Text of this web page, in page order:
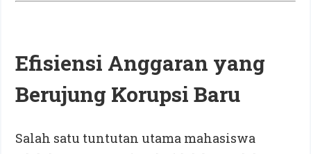
Efisiensi Anggaran yang
Berujung Korupsi Baru
Salah satu tuntutan utama mahasiswa